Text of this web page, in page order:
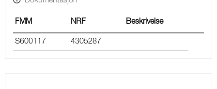
FMM NRF Beskrivelse
S600117 4305287